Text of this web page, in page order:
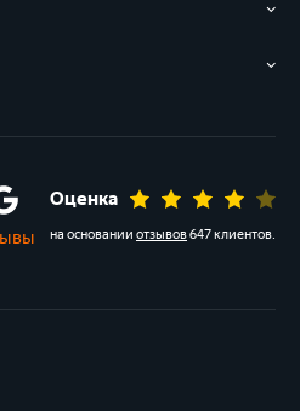
Оценка
на основании отзывов647 клиентов.